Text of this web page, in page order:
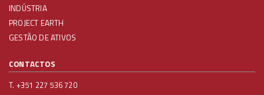
INDÚSTRIA
PROJECT EARTH
GESTÃO DE ATIVOS
CONTACTOS
T. +351 227 536 720